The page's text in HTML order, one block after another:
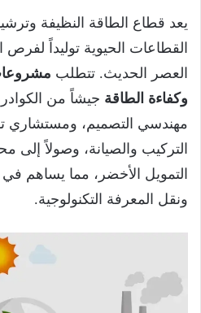
يعد قطاع الطاقة النظيفة
القطاعات الحيوية توليداً
العصر الحديث. تتطلب
وكفاءة الطاقة جيشاً من
مهندسي التصميم، ومستشاري
التركيب والصيانة، وصولاً إلى
التمويل الأخضر، مما يساهم
ونقل المعرفة التكنولوجية.